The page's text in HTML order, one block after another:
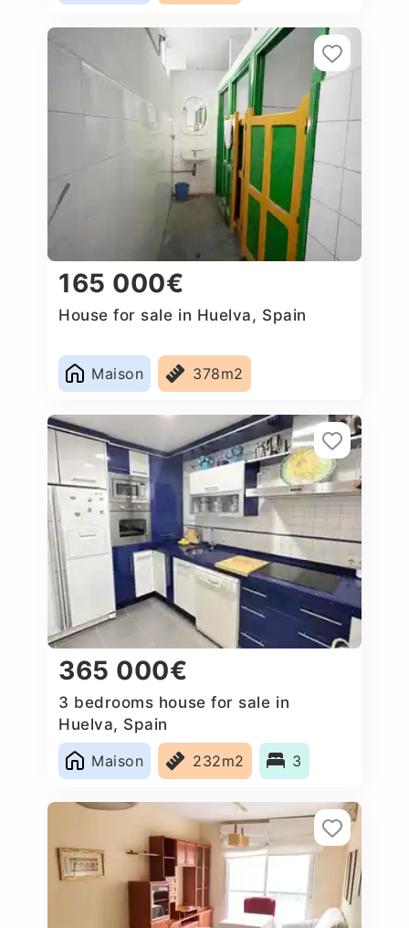
165 000€
House for sale in Huelva, Spain
Maison 378m2
365 000€
3 bedrooms house for sale in
Huelva, Spain
Maison
232m2 3